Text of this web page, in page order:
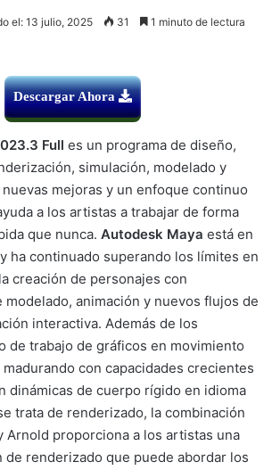
el: 13 julio, 2025 31 1 minuto de lectura
Descargar Ahora
Full es un programa de diseño,
simulación, modelado y
mejoras y un enfoque continuo
a los artistas a trabajar de forma
que nunca. Autodesk Maya está en
y ha continuado superando los límites en
creación de personajes con
modelado, animación y nuevos flujos de
interactiva. Además de los
de trabajo de gráficos en movimiento
con capacidades crecientes
dinámicas de cuerpo rígido en idioma
trata de renderizado, la combinación
Arnold proporciona a los artistas una
de renderizado que puede abordar los